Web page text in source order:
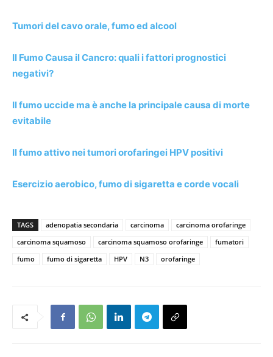
Tumori del cavo orale, fumo ed alcool
Il Fumo Causa il Cancro: quali i fattori prognostici
negativi?
Il fumo uccide ma è anche la principale causa di morte
evitabile
Il fumo attivo nei tumori orofaringei HPV positivi
Esercizio aerobico, fumo di sigaretta e corde vocali
TAGS adenopatia secondaria carcinoma
carcinoma orofaringe
carcinoma squamoso
carcinoma squamoso orofaringe
fumatori
fumo
fumo di sigaretta HPV N3 orofaringe